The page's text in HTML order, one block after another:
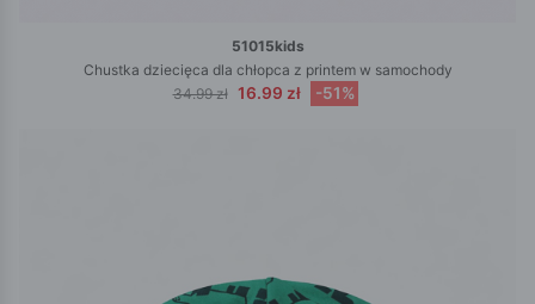
51015kids
Chustka dziecięca dla chłopca z printem w samochody
34.99 zł 16.99 zł -51%